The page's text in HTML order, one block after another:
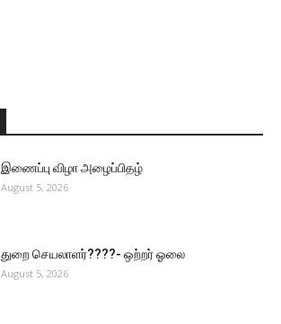
இணைப்பு விழா அழைப்பிதழ்
August 5, 2026
துறை செயலாளர்????- ஒற்றர் ஓலை
August 5, 2026